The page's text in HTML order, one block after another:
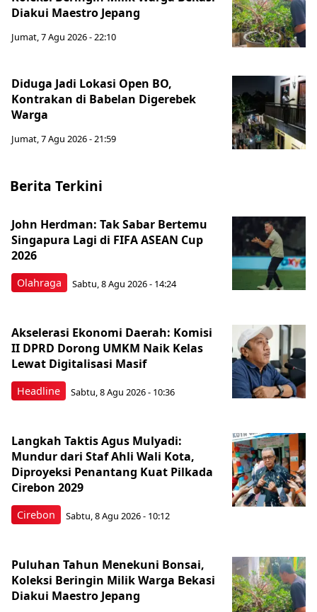
Diakui Maestro Jepang
Jumat, 7 Agu 2026 - 22:10
Diduga Jadi Lokasi Open BO,
Kontrakan di Babelan Digerebek
Warga
Jumat, 7 Agu 2026 - 21:59
Berita Terkini
Olahraga
John Herdman: Tak Sabar Bertemu
Singapura Lagi di FIFA ASEAN Cup
2026
Sabtu, 8 Agu 2026 - 14:24
Headline
Akselerasi Ekonomi Daerah: Komisi
II DPRD Dorong UMKM Naik Kelas
Lewat Digitalisasi Masif
Sabtu, 8 Agu 2026 - 10:36
Cirebon
Langkah Taktis Agus Mulyadi:
Mundur dari Staf Ahli Wali Kota,
Diproyeksi Penantang Kuat Pilkada
Cirebon 2029
Sabtu, 8 Agu 2026 - 10:12
Puluhan Tahun Menekuni Bonsai,
Koleksi Beringin Milik Warga Bekasi
Diakui Maestro Jepang